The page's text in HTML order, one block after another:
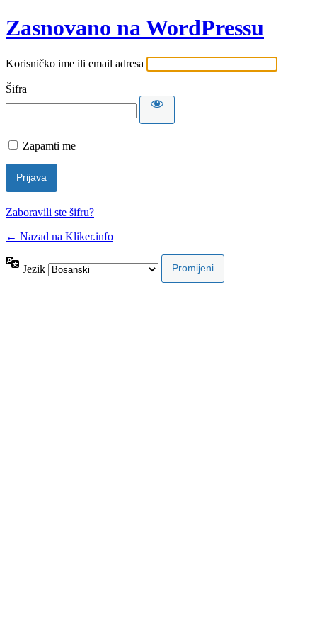
Zasnovano na WordPressu
Korisničko ime ili email adresa
Šifra
Zapamti me
Zaboravili ste šifru?
← Nazad na Kliker.info
Jezik